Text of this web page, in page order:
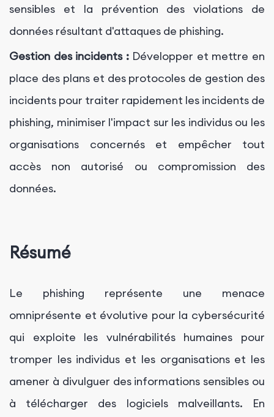
sensibles et la prévention des violations de
données résultant d'attaques de phishing.
Gestion des incidents :Développer et mettre en
place des plans et des protocoles de gestion des
incidents pour traiter rapidement les incidents de
phishing, minimiser l'impact sur les individus ou les
organisations concernés et empêcher tout
accès non autorisé ou compromission des
données.
Résumé
Le phishing représente une menace
omniprésente et évolutive pour la cybersécurité
qui exploite les vulnérabilités humaines pour
tromper les individus et les organisations et les
amener à divulguer des informations sensibles ou
à télécharger des logiciels malveillants. En